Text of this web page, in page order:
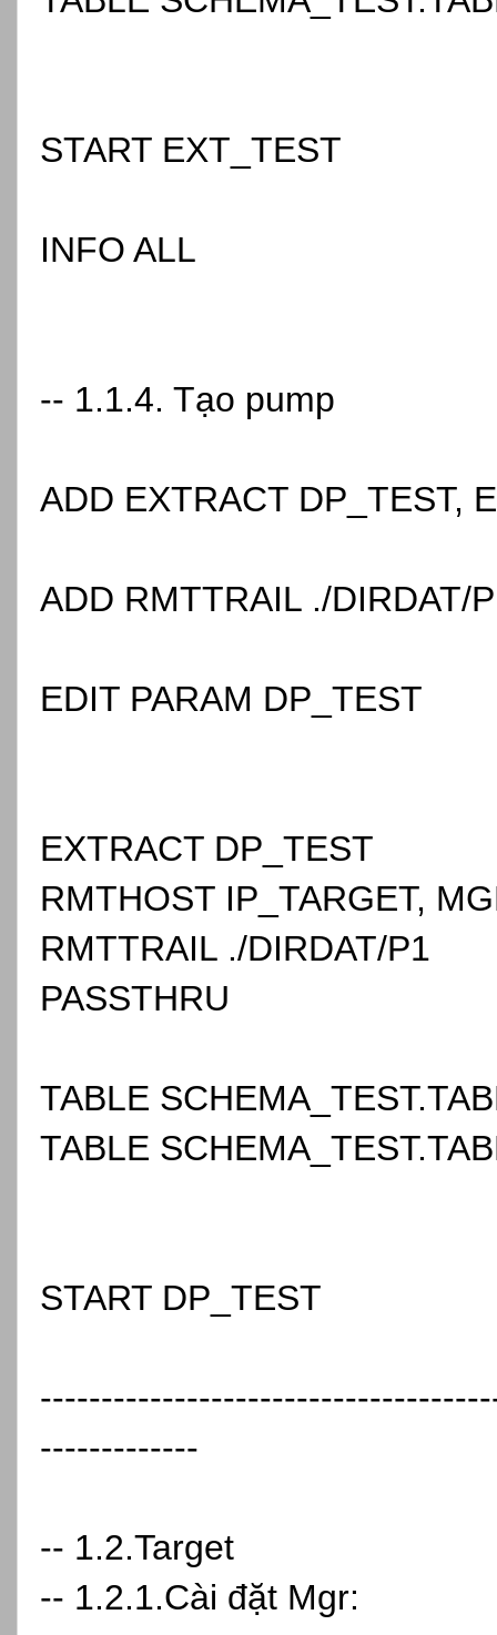
START EXT_TEST
INFO ALL
-- 1.1.4. Tạo pump
ADD EXTRACT DP_TEST,
ADD RMTTRAIL ./DIRDAT/
EDIT PARAM DP_TEST
EXTRACT DP_TEST
RMTHOST IP_TARGET,
RMTTRAIL ./DIRDAT/P1
PASSTHRU
TABLE
TABLE
START DP_TEST
-------------
-- 1.2.Target
-- 1.2.1.Cài đặt Mgr: